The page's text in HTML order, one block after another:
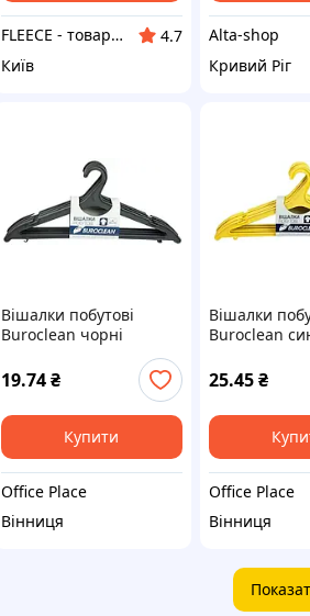
FLEECE - товари для дому та туризму
4.7
Київ
Alta-shop
Кривий Ріг
Вішалки побутові
Buroclean чорні
19.74₴
Купити
Office Place
Вінниця
Вішалки
Buroclean
25.45 ₴
Office Place
Вінниця